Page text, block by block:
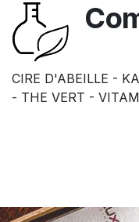
CIRE D'ABEILLE -
- THE VERT -